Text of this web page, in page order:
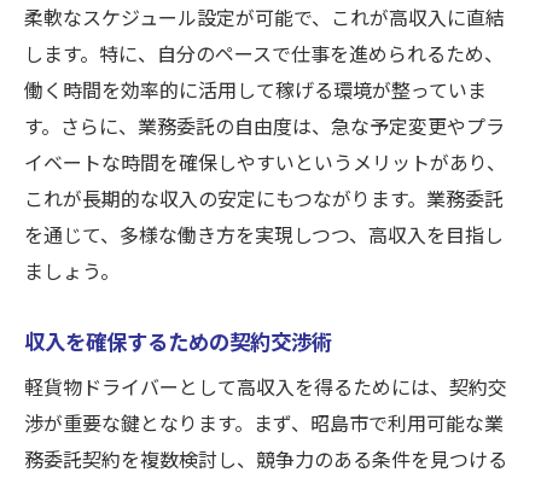
柔軟なスケジュール設定が可能で、これが高収入に直結
します。特に、自分のペースで仕事を進められるため、
働く時間を効率的に活用して稼げる環境が整っていま
す。さらに、業務委託の自由度は、急な予定変更やプラ
イベートな時間を確保しやすいというメリットがあり、
これが長期的な収入の安定にもつながります。業務委託
を通じて、多様な働き方を実現しつつ、高収入を目指し
ましょう。
収入を確保するための契約交渉術
軽貨物ドライバーとして高収入を得るためには、契約交
渉が重要な鍵となります。まず、昭島市で利用可能な業
務委託契約を複数検討し、競争力のある条件を見つける